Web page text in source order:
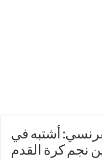
أشتبه في
نجم كرة القدم